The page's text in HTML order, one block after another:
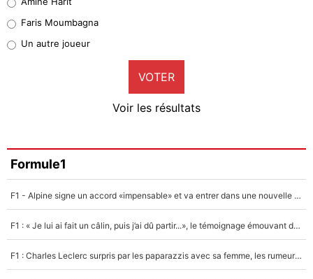
1%
9%
Faris Moumbagna
4%
Un autre joueur
5%
Faris Moumbagna
Un autre joueur
VOTER
Voir les résultats
Formule1
F1 - Alpine signe un accord «impensable» et va entrer dans une nouvelle dimension : Grande nouvelle pour Pierre Gasly !
F1 : « Je lui ai fait un câlin, puis j’ai dû partir...», le témoignage émouvant de Max Verstappen sur sa fille
F1 : Charles Leclerc surpris par les paparazzis avec sa femme, les rumeurs étaient vraies !